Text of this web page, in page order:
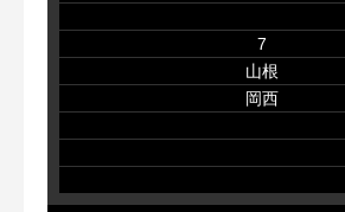
7
山根
岡西